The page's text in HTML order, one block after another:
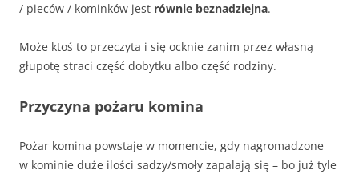
/ pieców / kominków jest równie beznadziejna.
Może ktoś to przeczyta i się ocknie zanim przez własną
głupotę straci część dobytku albo część rodziny.
Przyczyna pożaru komina
Pożar komina powstaje w momencie, gdy nagromadzone
w kominie duże ilości sadzy/smoły zapalają się – bo już tyle